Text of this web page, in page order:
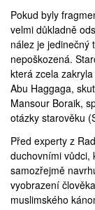
Pokud byly
velmi důkladně
nález je jedinečný
nepoškozená.
která zcela
Abu Haggaga,
Mansour Boraik,
otázky starověku (
Před experty z
duchovními vůdci,
samozřejmě
vyobrazení
muslimského